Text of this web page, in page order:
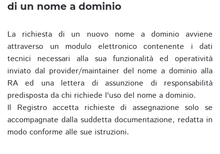
di un nome a dominio
La richiesta di un nuovo nome a dominio avviene
attraverso un modulo elettronico contenente i dati
tecnici necessari alla sua funzionalità ed operatività
inviato dal provider/maintainer del nome a dominio alla
RA ed una lettera di assunzione di responsabilità
predisposta da chi richiede l'uso del nome a dominio.
Il Registro accetta richieste di assegnazione solo se
accompagnate dalla suddetta documentazione, redatta in
modo conforme alle sue istruzioni.